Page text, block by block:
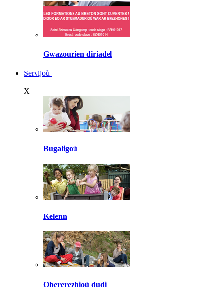
Gwazourien diriadel
Servijoù
X
Bugaligoù
Kelenn
Obererezhioù dudi